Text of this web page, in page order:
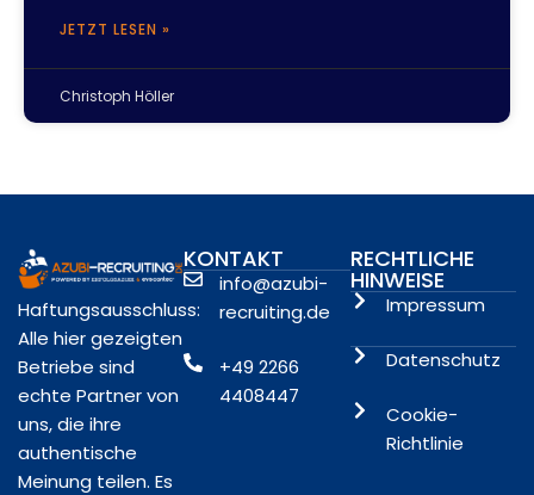
JETZT LESEN »
Christoph Höller
Haftungsausschluss:
Alle hier gezeigten
Betriebe sind
echte Partner von
uns, die ihre
authentische
Meinung teilen. Es
KONTAKT
info@azubi-
recruiting.de
+49 2266
4408447
RECHTLICHE
HINWEISE
Impressum
Datenschutz
Cookie-
Richtlinie